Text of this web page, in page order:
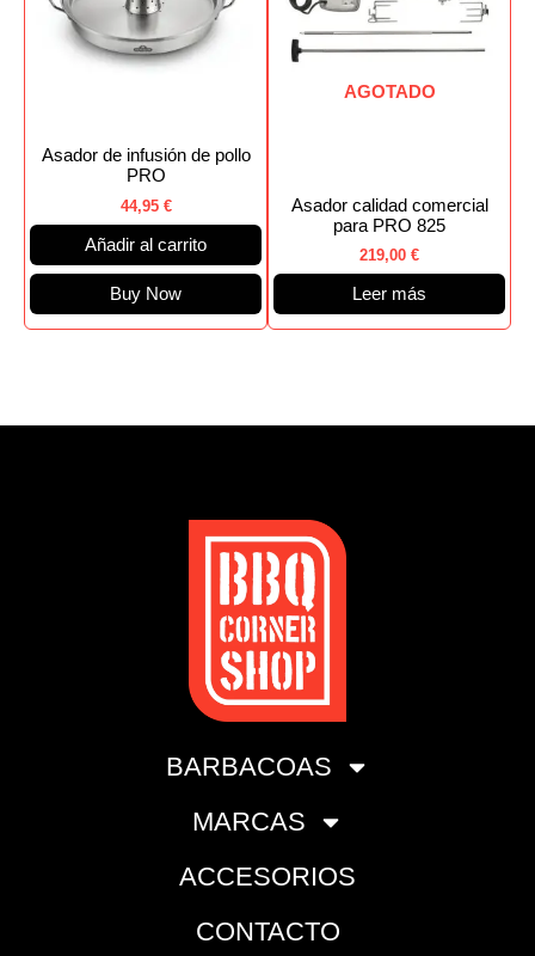
Asador de infusión de pollo
PRO
44,95 €
Añadir al carrito
Buy Now
AGOTADO
Asador calidad comercial
para PRO 825
219,00 €
Leer más
BARBACOAS
MARCAS
ACCESORIOS
CONTACTO